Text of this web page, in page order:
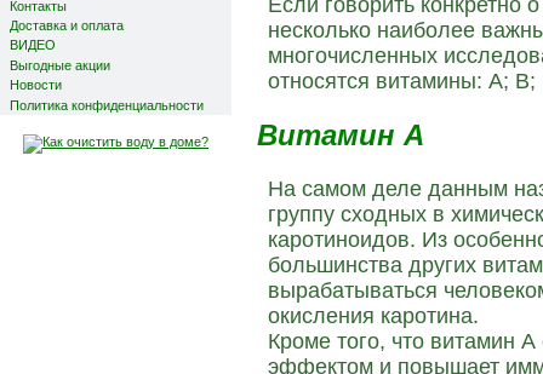
Контакты
Доставка и оплата
ВИДЕО
Выгодные акции
Новости
Политика конфиденциальности
Если говорить конкретно
несколько наиболее
многочисленных
относятся витамины: А;
Витамин A
На самом деле данным
группу сходных в
каротиноидов. Из
большинства других
вырабатываться
окисления каротина.
Кроме того, что витамин
эффектом и повышает